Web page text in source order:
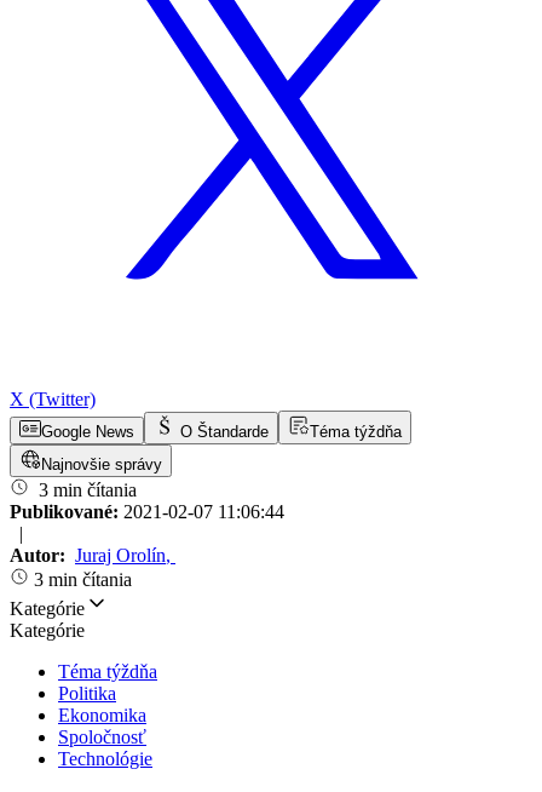
X (Twitter)
Google News O Štandarde
Téma týždňa
Najnovšie správy
3 min čítania
Publikované: 2021-02-07 11:06:44
|
Autor: Juraj Orolín,
3 min čítania
Kategórie
Kategórie
Téma týždňa
Politika
Ekonomika
Spoločnosť
Technológie